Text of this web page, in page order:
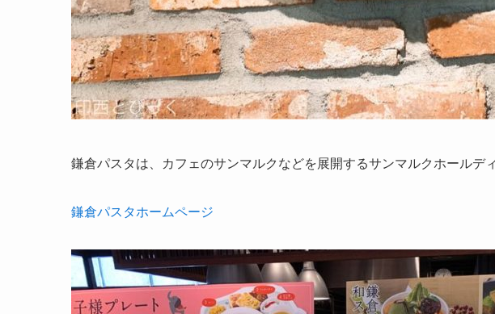
鎌倉パスタは、カフェのサンマルクなどを展開するサンマルクホールデ
鎌倉パスタホームページ